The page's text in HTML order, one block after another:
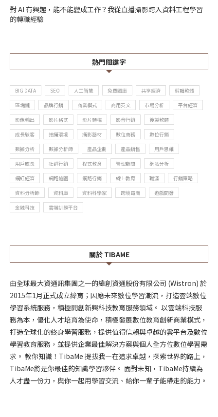
對 AI 有興趣，能不能變成工作？我從直播攝影跨入資料工程學習
的轉職經驗
熱門關鍵字
BIG DATA SEO 人工智慧 免費圖庫 共享經濟
剪輯軟體
區塊鏈
品牌行銷 商業模式 商用英文 市場分析
平台經濟
影像輸出
影片格式 影片轉檔 影音行銷
後製軟體
成長駭客
拍攝環境 攝影器材 數位商務
數位行銷
數據分析
數據分析師 產品企劃 產品銷售
用戶思維
用戶成長
社群行銷 程式教育 管理顧問
網站分析
網紅經濟
網路繪圖 網路行銷 線上教育 職涯
行銷策略
資料分析師
資料庫 資料科學家 跨境電商
遊戲開發
金融科技
雲端訓練平台
關於 TIBAME
由全球最大資通訊集團之一的緯創資通股份有限公司 (Wistron) 於
2015年1月正式成立緯育；因應未來數位學習潮流，打造雲端數位
學習系統服務，積極開創新興科技教育服務領域。 以雲端科技服
務為本，優化人才培育為使命，積極發展數位教育創新商業模式，
打造全球化的終身學習服務，提供值得信賴與卓越的雲平台及數位
學習教育服務，並提供企業最佳解決方案與個人全方位數位學習需
求。 教你知識！TibaMe 提拔我—在追求卓越，探索世界的路上，
TibaMe將是你最佳的知識學習夥伴。 面對未知，TibaMe持續為
人才盡一份力，與你一起用學習交流、給你一輩子能帶走的能力。